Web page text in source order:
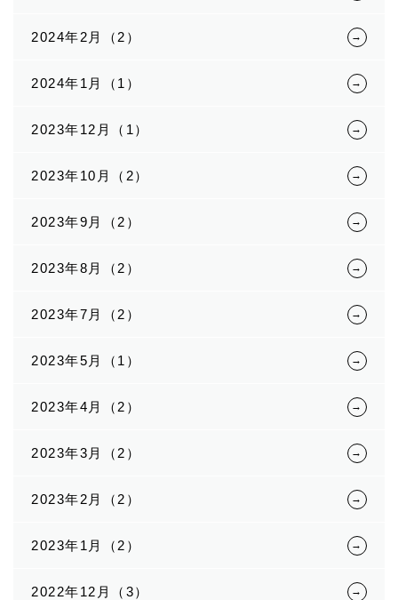
2024年2月（2）
2024年1月（1）
2023年12月（1）
2023年10月（2）
2023年9月（2）
2023年8月（2）
2023年7月（2）
2023年5月（1）
2023年4月（2）
2023年3月（2）
2023年2月（2）
2023年1月（2）
2022年12月（3）